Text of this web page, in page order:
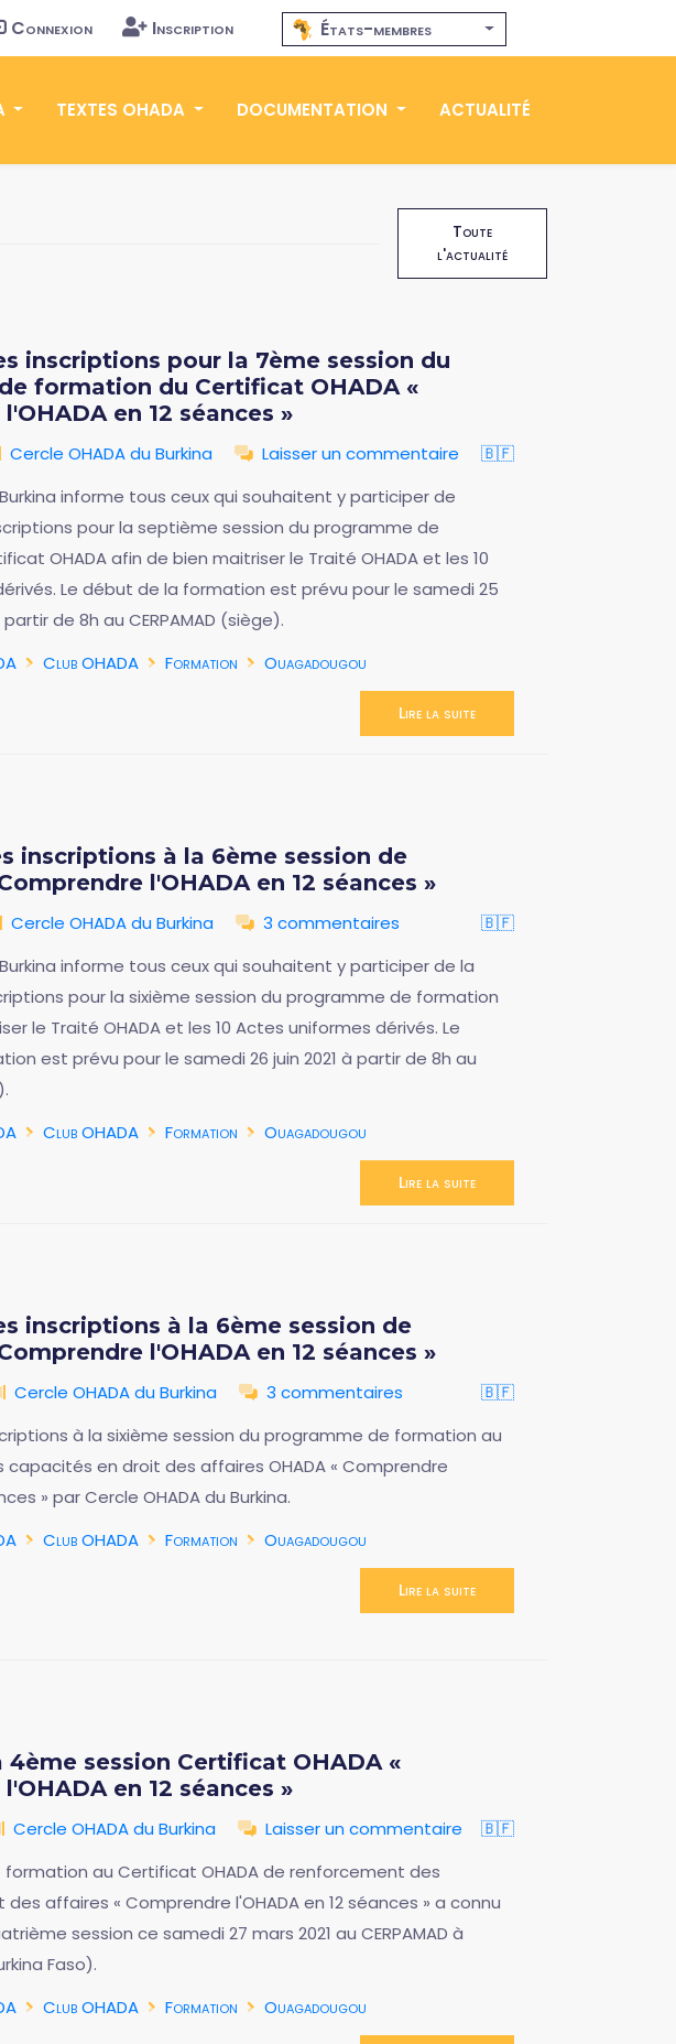
Connexion Inscription États-membres
TEXTES OHADA DOCUMENTATION ACTUALITÉ
Toute
l'actualité
inscriptions pour la 7ème session du
formation du Certificat OHADA «
en 12 séances »
Cercle OHADA du Burkina Laisser un commentaire
🇧🇫
informe tous ceux qui souhaitent y participer de
pour la septième session du programme de
OHADA afin de bien maitriser le Traité OHADA et les 10
Le début de la formation est prévu pour le samedi 25
de 8h au CERPAMAD (siège).
Club OHADA Formation Ouagadougou
Lire la suite
inscriptions à la 6ème session de
l'OHADA en 12 séances »
Cercle OHADA du Burkina 3 commentaires
🇧🇫
informe tous ceux qui souhaitent y participer de la
pour la sixième session du programme de formation
le Traité OHADA et les 10 Actes uniformes dérivés. Le
est prévu pour le samedi 26 juin 2021 à partir de 8h au
Club OHADA Formation Ouagadougou
Lire la suite
inscriptions à la 6ème session de
l'OHADA en 12 séances »
Cercle OHADA du Burkina 3 commentaires
🇧🇫
à la sixième session du programme de formation au
en droit des affaires OHADA « Comprendre
» par Cercle OHADA du Burkina.
Club OHADA Formation Ouagadougou
Lire la suite
4ème session Certificat OHADA «
en 12 séances »
Cercle OHADA du Burkina Laisser un commentaire
🇧🇫
au Certificat OHADA de renforcement des
affaires « Comprendre l'OHADA en 12 séances » a connu
session ce samedi 27 mars 2021 au CERPAMAD à
Faso).
Club OHADA Formation Ouagadougou